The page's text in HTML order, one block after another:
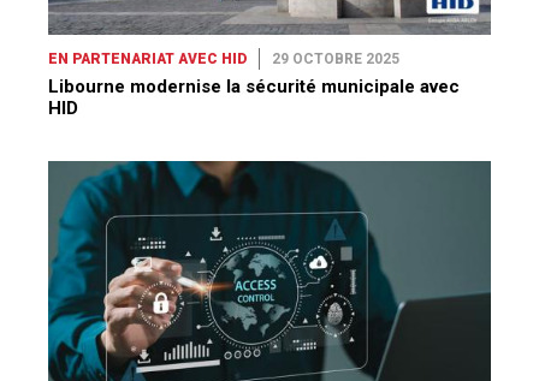
EN PARTENARIAT AVEC HID 29 OCTOBRE 2025
Libourne modernise la sécurité municipale avec
HID